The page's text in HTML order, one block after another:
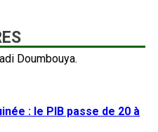
: le PIB passe de 20 à